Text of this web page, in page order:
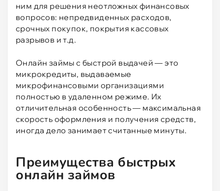
Credit7 Да 2.9
Ezaem
One click money Нет 3.3
Pay P.S. Да 4
Вебзайм Да 2.9 3288
Деньги сразу Нет 3.6
До зарплаты Да
ним для решения неотложных финансовых
вопросов: непредвиденных расходов,
срочных покупок, покрытия кассовых
разрывов и т.д.
Онлайн займы с быстрой выдачей — это
микрокредиты, выдаваемые
микрофинансовыми организациями
полностью в удаленном режиме. Их
отличительная особенность — максимальная
скорость оформления и получения средств,
иногда дело занимает считанные минуты.
Преимущества быстрых
онлайн займов